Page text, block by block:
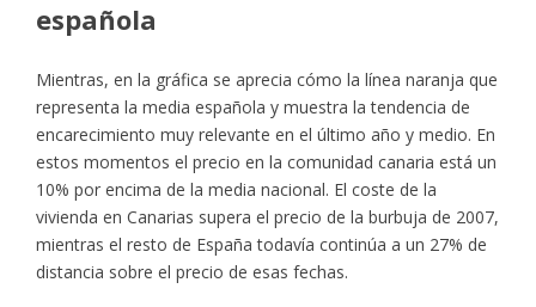
española
Mientras, en la gráfica se aprecia cómo la línea naranja que
representa la media española y muestra la tendencia de
encarecimiento muy relevante en el último año y medio. En
estos momentos el precio en la comunidad canaria está un
10% por encima de la media nacional. El coste de la
vivienda en Canarias supera el precio de la burbuja de 2007,
mientras el resto de España todavía continúa a un 27% de
distancia sobre el precio de esas fechas.